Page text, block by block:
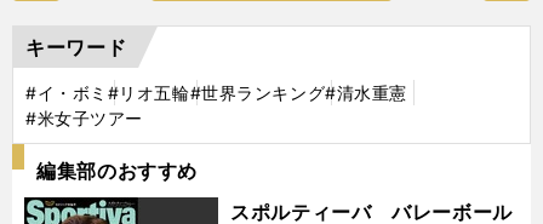
キーワード
#イ・ボミ #リオ五輪#世界ランキング#清水重憲
#米女子ツアー
編集部のおすすめ
スポルティーバ バレーボール